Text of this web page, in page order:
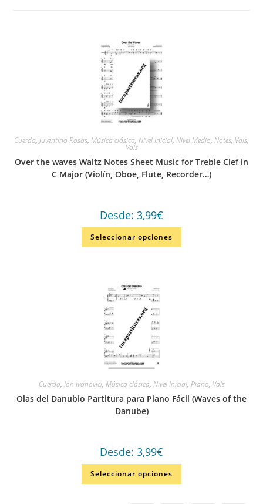
Cuerda, Juventino Rosas, Música clásica, Nivel Inicial, Nivel Medio, Notes, Vals,
Vals
Over the waves Waltz Notes Sheet Music for Treble Clef in
C Major (Violín, Oboe, Flute, Recorder…)
Desde: 3,99€
Seleccionar opciones
Cuerda, Ion Ivanovici, Música clásica, Nivel Inicial, Piano, Vals
Olas del Danubio Partitura para Piano Fácil (Waves of the
Danube)
Desde: 3,99€
Seleccionar opciones